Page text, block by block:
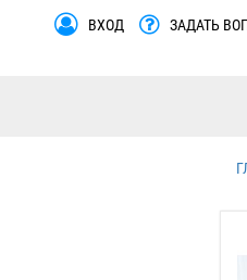
ВХОД ЗАДАТЬ